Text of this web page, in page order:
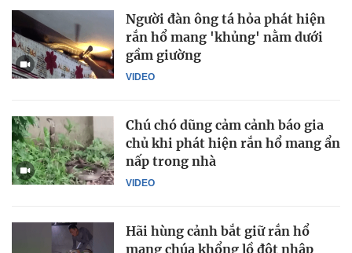
VIDEO
Người đàn ông tá hỏa phát hiện
rắn hổ mang 'khủng' nằm dưới
gầm giường
VIDEO
Chú chó dũng cảm cảnh báo gia
chủ khi phát hiện rắn hổ mang ẩn
nấp trong nhà
Hãi hùng cảnh bắt giữ rắn hổ
mang chúa khổng lồ đột nhập